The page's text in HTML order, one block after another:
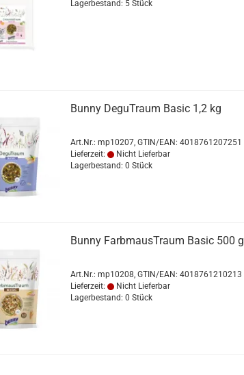
Lagerbestand: 5 Stück
Bunny DeguTraum Basic 1,2 kg
Art.Nr.: mp10207 GTIN/EAN: 4018761207251
Lieferzeit:
Nicht Lieferbar
Lagerbestand: 0 Stück
Bunny FarbmausTraum Basic 500 g
Art.Nr.: mp10208 GTIN/EAN: 4018761210213
Lieferzeit:
Nicht Lieferbar
Lagerbestand: 0 Stück